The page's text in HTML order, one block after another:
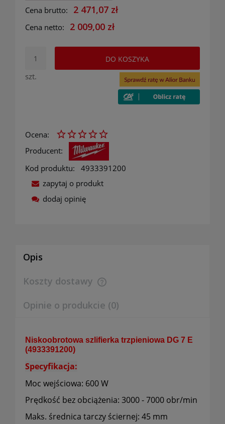
Cena brutto: 2 471,07 zł
Cena netto: 2 009,00 zł
szt.
DO KOSZYKA
Ocena:
Producent:
Kod produktu:
4933391200
zapytaj o produkt
dodaj opinię
Opis
Koszty dostawy
Cena nie zawiera ewentualnych kosztów płatności
Opinie o produkcie (0)
Niskoobrotowa szlifierka trzpieniowa DG 7 E
(4933391200)
Specyfikacja:
Moc wejściowa: 600 W
Prędkość bez obciążenia: 3000 - 7000 obr/min
Maks. średnica tarczy ściernej: 45 mm